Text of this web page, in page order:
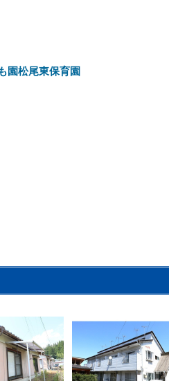
園松尾東保育園
2 2